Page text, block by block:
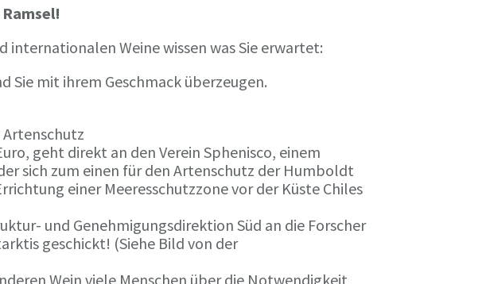
internationalen Weine wissen was Sie erwartet:
Sie mit ihrem Geschmack überzeugen.
geht direkt an den Verein Sphenisco, einem
sich zum einen für den Artenschutz der Humboldt
einer Meeresschutzzone vor der Küste Chiles
und Genehmigungsdirektion Süd an die Forscher
geschickt! (Siehe Bild von der
Wein viele Menschen über die Notwendigkeit